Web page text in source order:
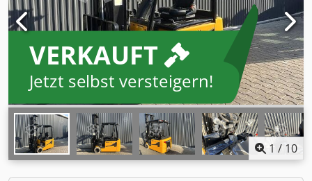
VERKAUFT
Jetzt selbst versteigern!
1 / 10